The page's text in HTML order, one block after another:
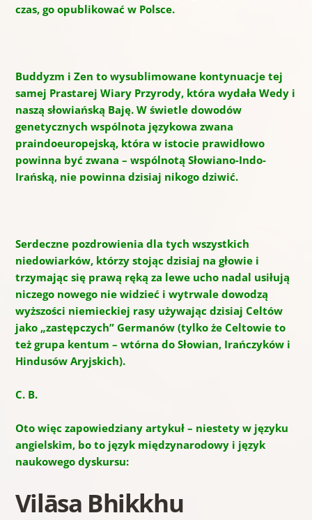
czas, go opublikować w Polsce.
Buddyzm i Zen to wysublimowane kontynuacje tej
samej Prastarej Wiary Przyrody, która wydała Wedy i
naszą słowiańską Baję. W świetle dowodów
genetycznych wspólnota językowa zwana
praindoeuropejską, która w istocie prawidłowo
powinna być zwana – wspólnotą Słowiano-Indo-
Irańską, nie powinna dzisiaj nikogo dziwić.
Serdeczne pozdrowienia dla tych wszystkich
niedowiarków, którzy stojąc dzisiaj na głowie i
trzymając się prawą ręką za lewe ucho nadal usiłują
niczego nowego nie widzieć i wytrwale dowodzą
wyższości niemieckiej rasy używając dzisiaj Celtów
jako „zastępczych” Germanów (tylko że Celtowie to
też grupa kentum – wtórna do Słowian, Irańczyków i
Hindusów Aryjskich).
C. B.
Oto więc zapowiedziany artykuł – niestety w języku
angielskim, bo to język międzynarodowy i język
naukowego dyskursu:
Vilāsa Bhikkhu